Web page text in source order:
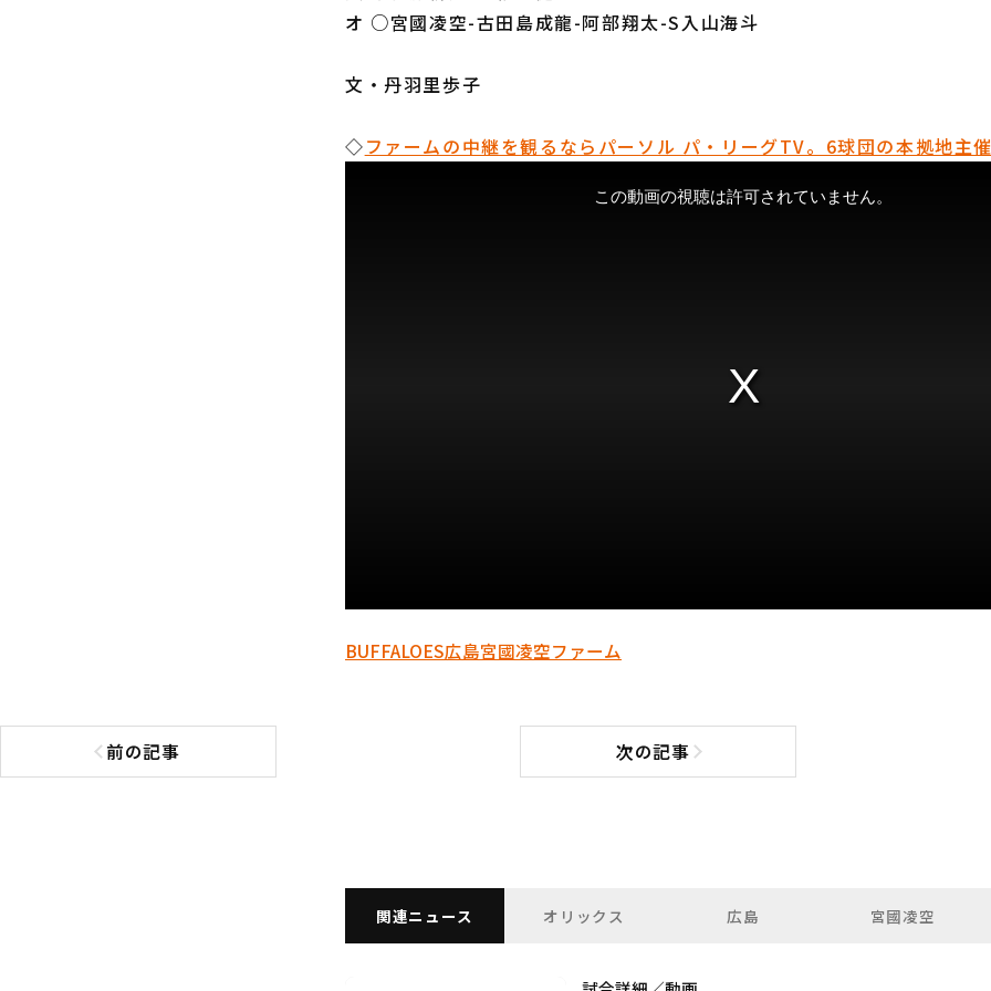
オ ○宮國凌空-古田島成龍-阿部翔太-S入山海斗
文・丹羽里歩子
◇ファームの中継を観るならパーソル パ・リーグTV。6球団の本拠地主
BUFFALOES広島宮國凌空ファーム
前の記事
前の記事へ 次の記事次の記事へ
関連ニュース オリックス 広島 宮國凌空